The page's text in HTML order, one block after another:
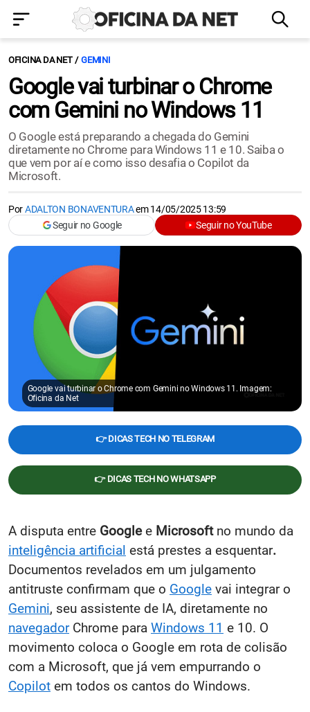
OFICINA DA NET GEMINI
Google vai turbinar o Chrome
com Gemini no Windows 11
O Google está preparando a chegada do Gemini
diretamente no Chrome para Windows 11 e 10. Saiba o
que vem por aí e como isso desafia o Copilot da
Microsoft.
PorADALTON BONAVENTURAem14/05/2025 13:59
Seguir no Google
Seguir no YouTube
Google vai turbinar o Chrome com Gemini no Windows 11. Imagem:
Oficina da Net
👉 DICAS TECH NO TELEGRAM
👉 DICAS TECH NO WHATSAPP
A disputa entre Googlee Microsoftno mundo da
inteligência artificial está prestes a esquentar.
Documentos revelados em um julgamento
antitruste confirmam que o Google vai integrar o
Gemini, seu assistente de IA, diretamente no
navegadorChrome para Windows 11 e 10. O
movimento coloca o Google em rota de colisão
com a Microsoft, que já vem empurrando o
Copilot em todos os cantos do Windows.